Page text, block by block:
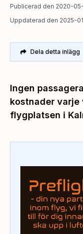
Publicerad den 2020-
Uppdaterad den 2025-
Dela detta inlägg
Ingen
kostnader varje
flygplatsen i